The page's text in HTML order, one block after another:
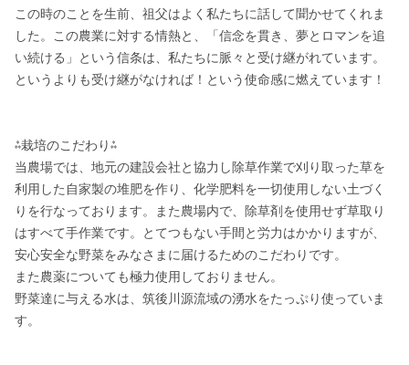
この時のことを生前、祖父はよく私たちに話して聞かせてくれま
した。この農業に対する情熱と、「信念を貫き、夢とロマンを追
い続ける」という信条は、私たちに脈々と受け継がれています。
というよりも受け継がなければ！という使命感に燃えています！
⁂栽培のこだわり⁂
当農場では、地元の建設会社と協力し除草作業で刈り取った草を
利用した自家製の堆肥を作り、化学肥料を一切使用しない土づく
りを行なっております。また農場内で、除草剤を使用せず草取り
はすべて手作業です。とてつもない手間と労力はかかりますが、
安心安全な野菜をみなさまに届けるためのこだわりです。
また農薬についても極力使用しておりません。
野菜達に与える水は、筑後川源流域の湧水をたっぷり使っていま
す。